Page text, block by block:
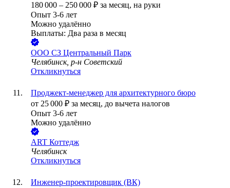
180 000 – 250 000 ₽ за месяц, на руки
Опыт 3-6 лет
Можно удалённо
Выплаты: Два раза в месяц
ООО СЗ Центральный Парк
Челябинск, р-н Советский
Откликнуться
Проджект-менеджер для архитектурного бюро
от 25 000 ₽ за месяц, до вычета налогов
Опыт 3-6 лет
Можно удалённо
ART Коттедж
Челябинск
Откликнуться
Инженер-проектировщик (ВК)